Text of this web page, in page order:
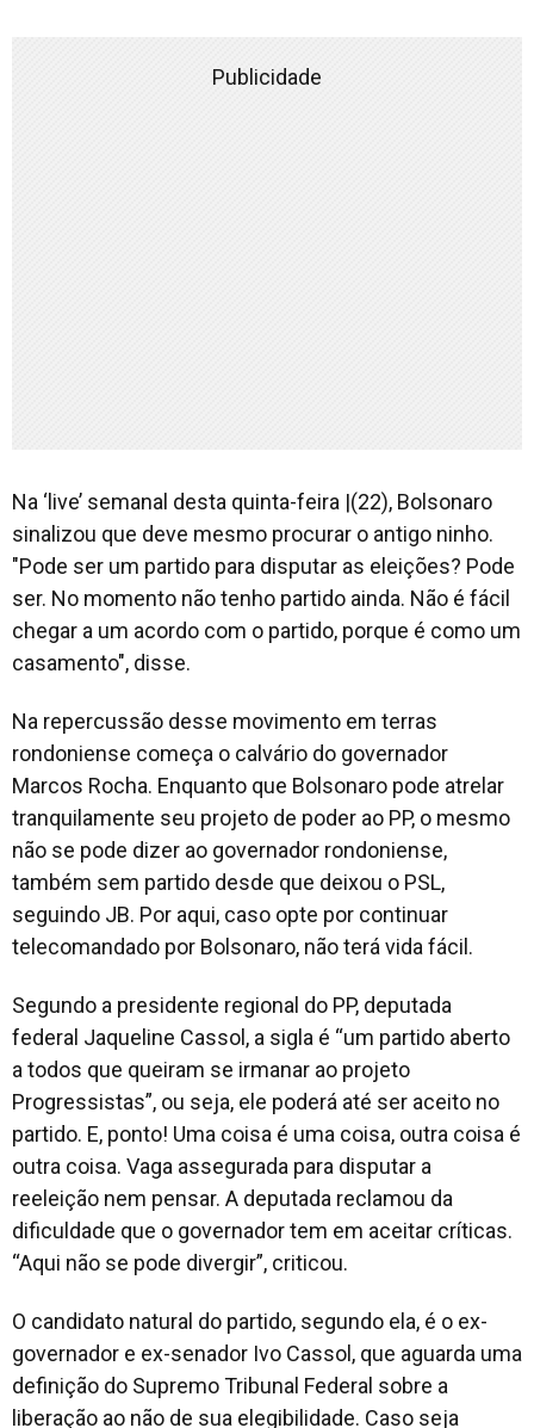
Publicidade
Na ‘live’ semanal desta quinta-feira |(22), Bolsonaro
sinalizou que deve mesmo procurar o antigo ninho.
"Pode ser um partido para disputar as eleições? Pode
ser. No momento não tenho partido ainda. Não é fácil
chegar a um acordo com o partido, porque é como um
casamento", disse.
Na repercussão desse movimento em terras
rondoniense começa o calvário do governador
Marcos Rocha. Enquanto que Bolsonaro pode atrelar
tranquilamente seu projeto de poder ao PP, o mesmo
não se pode dizer ao governador rondoniense,
também sem partido desde que deixou o PSL,
seguindo JB. Por aqui, caso opte por continuar
telecomandado por Bolsonaro, não terá vida fácil.
Segundo a presidente regional do PP, deputada
federal Jaqueline Cassol, a sigla é “um partido aberto
a todos que queiram se irmanar ao projeto
Progressistas”, ou seja, ele poderá até ser aceito no
partido. E, ponto! Uma coisa é uma coisa, outra coisa é
outra coisa. Vaga assegurada para disputar a
reeleição nem pensar. A deputada reclamou da
dificuldade que o governador tem em aceitar críticas.
“Aqui não se pode divergir”, criticou.
O candidato natural do partido, segundo ela, é o ex-
governador e ex-senador Ivo Cassol, que aguarda uma
definição do Supremo Tribunal Federal sobre a
liberação ao não de sua elegibilidade. Caso seja